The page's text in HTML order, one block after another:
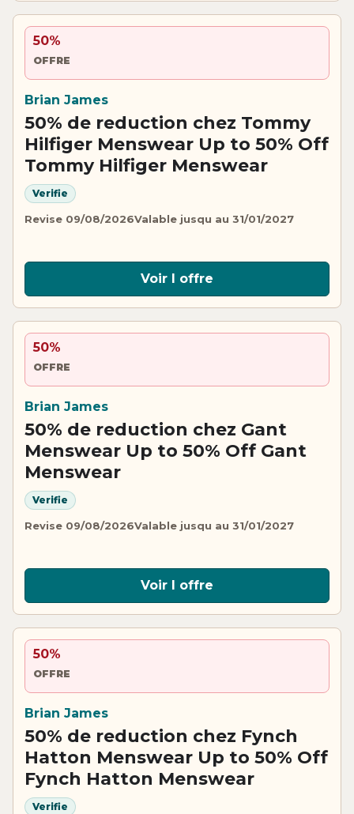
50%
OFFRE
Brian James
50% de reduction chez Tommy
Hilfiger Menswear Up to 50% Off
Tommy Hilfiger Menswear
Verifie
Revise 09/08/2026Valable jusqu au 31/01/2027
Voir l offre
50%
OFFRE
Brian James
50% de reduction chez Gant
Menswear Up to 50% Off Gant
Menswear
Verifie
Revise 09/08/2026Valable jusqu au 31/01/2027
Voir l offre
50%
OFFRE
Brian James
50% de reduction chez Fynch
Hatton Menswear Up to 50% Off
Fynch Hatton Menswear
Verifie